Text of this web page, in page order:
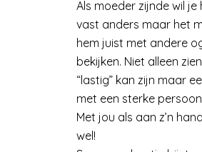
Als moeder zijnde wil je
vast anders maar het
hem juist met andere
bekijken. Niet alleen
“lastig” kan zijn maar
met een sterke
Met jou als aan z’n
wel!